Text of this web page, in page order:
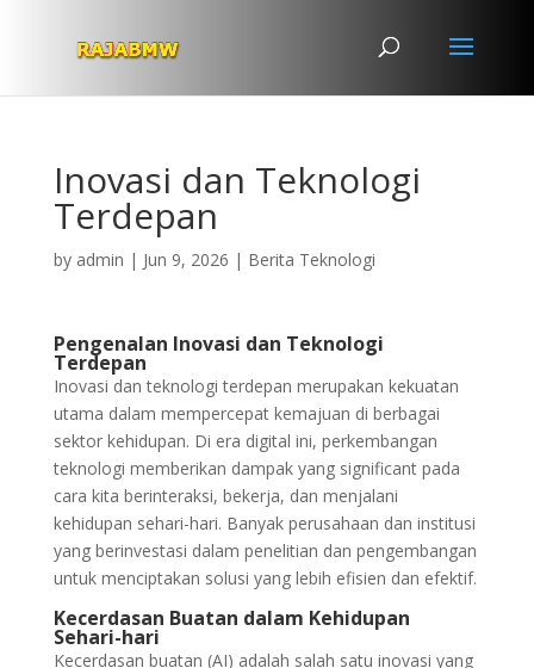
Inovasi dan Teknologi
Terdepan
by admin | Jun 9, 2026 | Berita Teknologi
Pengenalan Inovasi dan Teknologi
Terdepan
Inovasi dan teknologi terdepan merupakan kekuatan
utama dalam mempercepat kemajuan di berbagai
sektor kehidupan. Di era digital ini, perkembangan
teknologi memberikan dampak yang significant pada
cara kita berinteraksi, bekerja, dan menjalani
kehidupan sehari-hari. Banyak perusahaan dan institusi
yang berinvestasi dalam penelitian dan pengembangan
untuk menciptakan solusi yang lebih efisien dan efektif.
Kecerdasan Buatan dalam Kehidupan
Sehari-hari
Kecerdasan buatan (AI) adalah salah satu inovasi yang